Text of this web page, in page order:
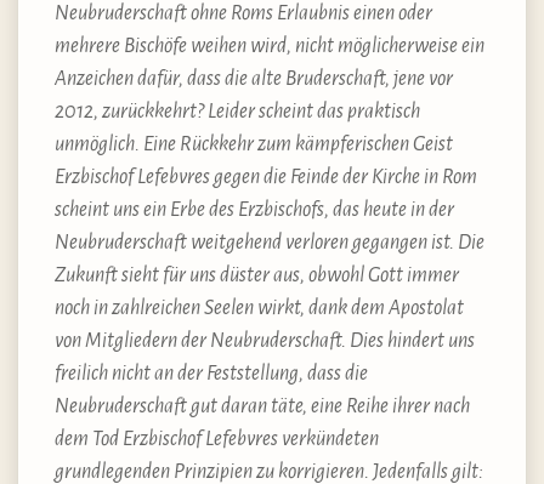
Neubruderschaft ohne Roms Erlaubnis einen oder
mehrere Bischöfe weihen wird, nicht möglicherweise ein
Anzeichen dafür, dass die alte Bruderschaft, jene vor
2012, zurückkehrt? Leider scheint das praktisch
unmöglich. Eine Rückkehr zum kämpferischen Geist
Erzbischof Lefebvres gegen die Feinde der Kirche in Rom
scheint uns ein Erbe des Erzbischofs, das heute in der
Neubruderschaft weitgehend verloren gegangen ist. Die
Zukunft sieht für uns düster aus, obwohl Gott immer
noch in zahlreichen Seelen wirkt, dank dem Apostolat
von Mitgliedern der Neubruderschaft. Dies hindert uns
freilich nicht an der Feststellung, dass die
Neubruderschaft gut daran täte, eine Reihe ihrer nach
dem Tod Erzbischof Lefebvres verkündeten
grundlegenden Prinzipien zu korrigieren. Jedenfalls gilt: